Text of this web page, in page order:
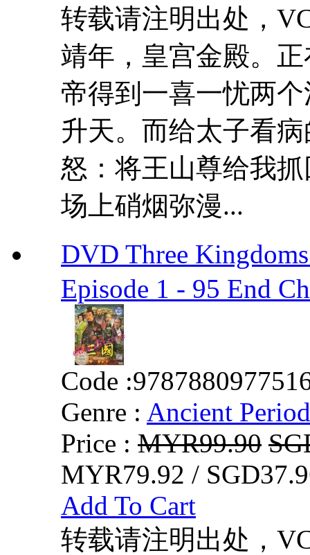
转载请注明出处，
靖年，皇宫金殿。
帝得到一喜一忧两
升天。而给太子看
怒：将王山尊给我
场上硝烟弥漫...
DVD Three
Episode 1 - 95 End
Code :
Genre : Ancient Period
Price : MYR99.90
MYR79.92 /
Add To Cart
转载请注明出处，